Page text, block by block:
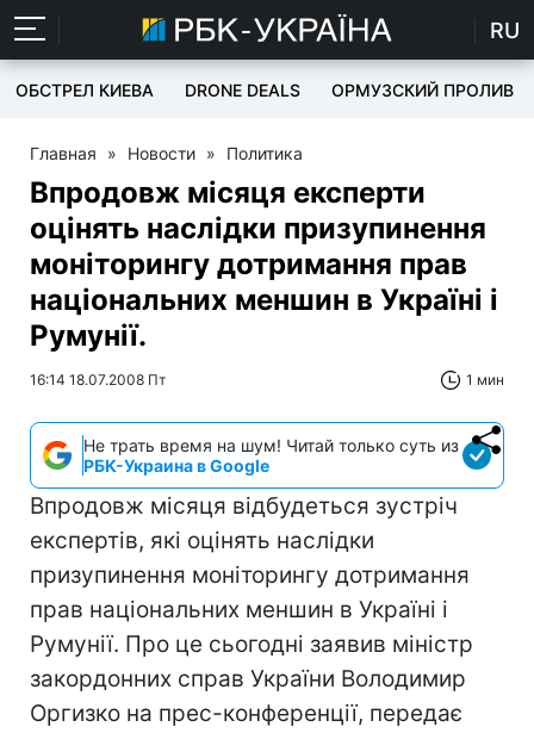
RU
ОБСТРЕЛ КИЕВА DRONE DEALS ОРМУЗСКИЙ ПРОЛИВ
Главная » Новости » Политика
Впродовж місяця експерти
оцінять наслідки призупинення
моніторингу дотримання прав
національних меншин в Україні і
Румунії.
16:14 18.07.2008 Пт 1 мин
Не трать время на шум! Читай только суть из
РБК-Украина в Google
Впродовж місяця відбудеться зустріч
експертів, які оцінять наслідки
призупинення моніторингу дотримання
прав національних меншин в Україні і
Румунії. Про це сьогодні заявив міністр
закордонних справ України Володимир
Оргизко на прес-конференції, передає